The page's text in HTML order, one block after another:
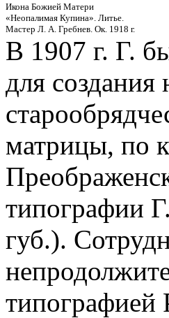
Икона Божией Матери
«Неопалимая Купина». Литье.
Мастер Л. А. Гребнев. Ок. 1918 г.
В 1907 г. Г.
для создания
матрицы, по
типографии
губ.).